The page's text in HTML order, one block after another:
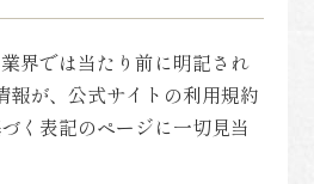
界では当たり前に明記され
報が、公式サイトの利用規約
く表記のページに一切見当